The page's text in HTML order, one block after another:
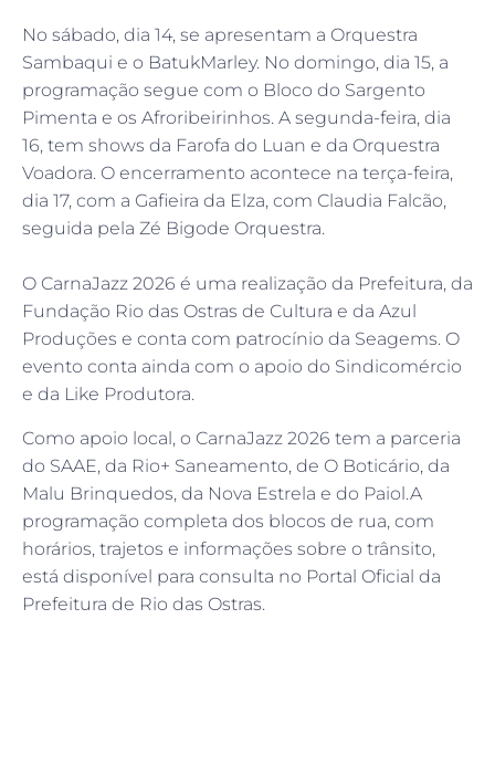
No sábado, dia 14, se apresentam a Orquestra
Sambaqui e o BatukMarley. No domingo, dia 15, a
programação segue com o Bloco do Sargento
Pimenta e os Afroribeirinhos. A segunda-feira, dia
16, tem shows da Farofa do Luan e da Orquestra
Voadora. O encerramento acontece na terça-feira,
dia 17, com a Gafieira da Elza, com Claudia Falcão,
seguida pela Zé Bigode Orquestra.
O CarnaJazz 2026 é uma realização da Prefeitura, da
Fundação Rio das Ostras de Cultura e da Azul
Produções e conta com patrocínio da Seagems. O
evento conta ainda com o apoio do Sindicomércio
e da Like Produtora.
Como apoio local, o CarnaJazz 2026 tem a parceria
do SAAE, da Rio+ Saneamento, de O Boticário, da
Malu Brinquedos, da Nova Estrela e do Paiol.A
programação completa dos blocos de rua, com
horários, trajetos e informações sobre o trânsito,
está disponível para consulta no Portal Oficial da
Prefeitura de Rio das Ostras.